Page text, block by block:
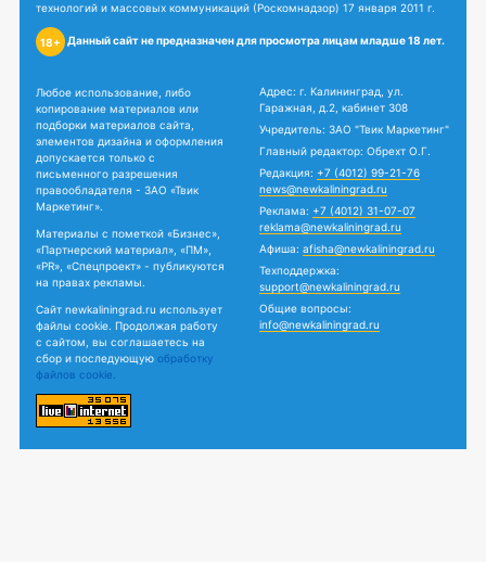
технологий и массовых коммуникаций (Роскомнадзор) 17 января 2011 г.
18+ Данный сайт не предназначен для просмотра лицам младше 18 лет.
Любое использование, либо
копирование материалов или
подборки материалов сайта,
элементов дизайна и оформления
допускается только с
письменного разрешения
правообладателя - ЗАО «Твик
Маркетинг».
Материалы с пометкой «Бизнес»,
«Партнерский материал», «ПМ»,
«PR», «Спецпроект» - публикуются
на правах рекламы.
Сайт newkaliningrad.ru использует
файлы cookie. Продолжая работу
с сайтом, вы соглашаетесь на
сбор и последующую обработку
файлов cookie.
Адрес: г. Калининград, ул.
Гаражная, д.2, кабинет 308
Учредитель: ЗАО "Твик Маркетинг"
Главный редактор: Обрехт О.Г.
Редакция: +7 (4012) 99-21-76
news@newkaliningrad.ru
Реклама: +7 (4012) 31-07-07
reklama@newkaliningrad.ru
Афиша: afisha@newkaliningrad.ru
Техподдержка:
support@newkaliningrad.ru
Общие вопросы:
info@newkaliningrad.ru